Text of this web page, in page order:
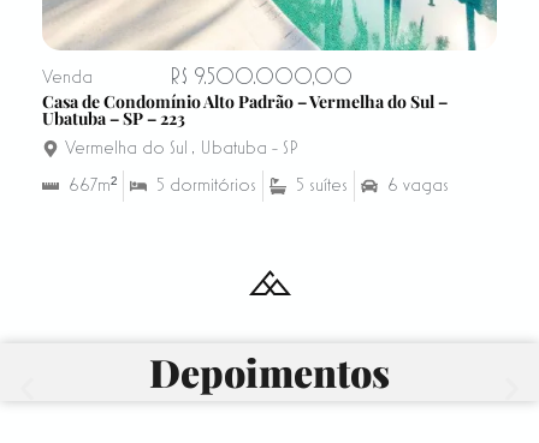
Venda
R$ 9.500.000,00
Casa de Condomínio Alto Padrão – Vermelha do Sul –
Ubatuba – SP – 223
Vermelha do Sul , Ubatuba - SP
667m²
5 dormitórios 5 suítes 6 vagas
Depoimentos